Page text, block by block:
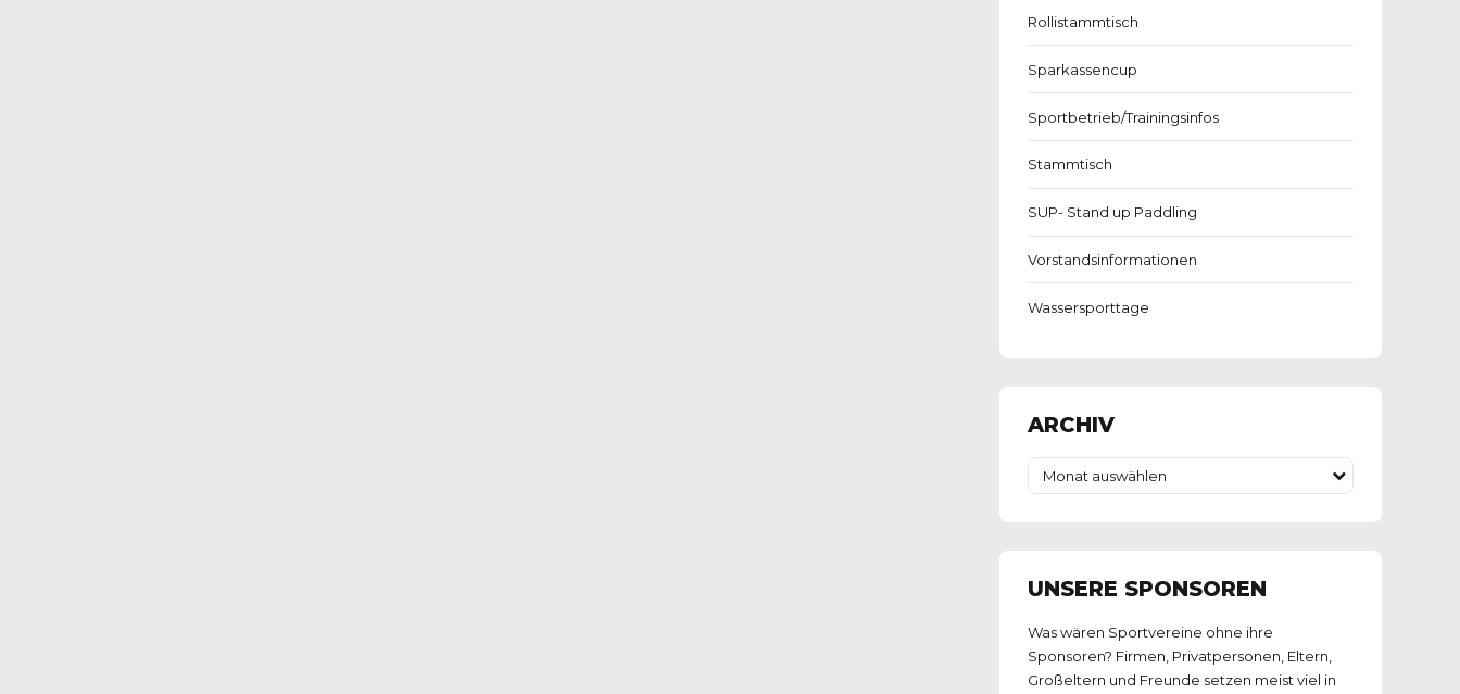
Rollistammtisch
Sparkassencup
Sportbetrieb/Trainingsinfos
Stammtisch
SUP- Stand up Paddling
Vorstandsinformationen
Wassersporttage
ARCHIV
Monat auswählen
UNSERE SPONSOREN
Was wären Sportvereine ohne ihre
Sponsoren? Firmen, Privatpersonen, Eltern,
Großeltern und Freunde setzen meist viel in